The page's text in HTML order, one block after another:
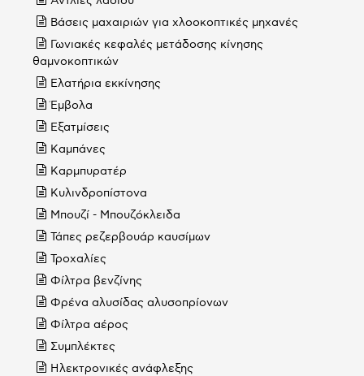
Βάσεις μαχαιριών για χλοοκοπτικές μηχανές
Γωνιακές κεφαλές μετάδοσης κίνησης
θαμνοκοπτικών
Ελατήρια εκκίνησης
Έμβολα
Εξατμίσεις
Καμπάνες
Καρμπυρατέρ
Κυλινδροπίστονα
Μπουζί - Μπουζόκλειδα
Τάπες ρεζερβουάρ καυσίμων
Τροχαλίες
Φίλτρα βενζίνης
Φρένα αλυσίδας αλυσοπρίονων
Φίλτρα αέρος
Συμπλέκτες
Ηλεκτρονικές ανάφλεξης